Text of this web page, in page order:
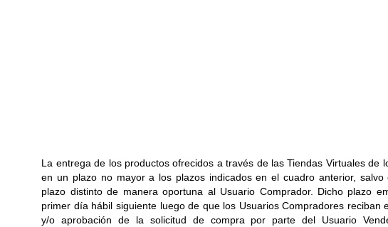
La entrega de los productos ofrecidos a través de las Tiendas Virtuales de
en un plazo no mayor a los plazos indicados en el cuadro anterior, salvo
plazo distinto de manera oportuna al Usuario Comprador. Dicho plazo
primer día hábil siguiente luego de que los Usuarios Compradores reciban
y/o aprobación de la solicitud de compra por parte del Usuario